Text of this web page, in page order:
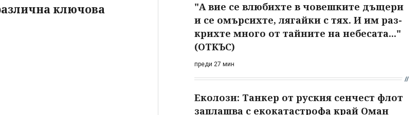
ключова
"А вие се влюбихте в чо­вешките дъщери
и се омърсихте, лягайки с тях. И им раз­
крихте много от тайните на небесата..."
(ОТКЪС)
преди 27 мин
Еколози: Танкер от руския сенчест флот
заплашва с екокатастрофа край Оман